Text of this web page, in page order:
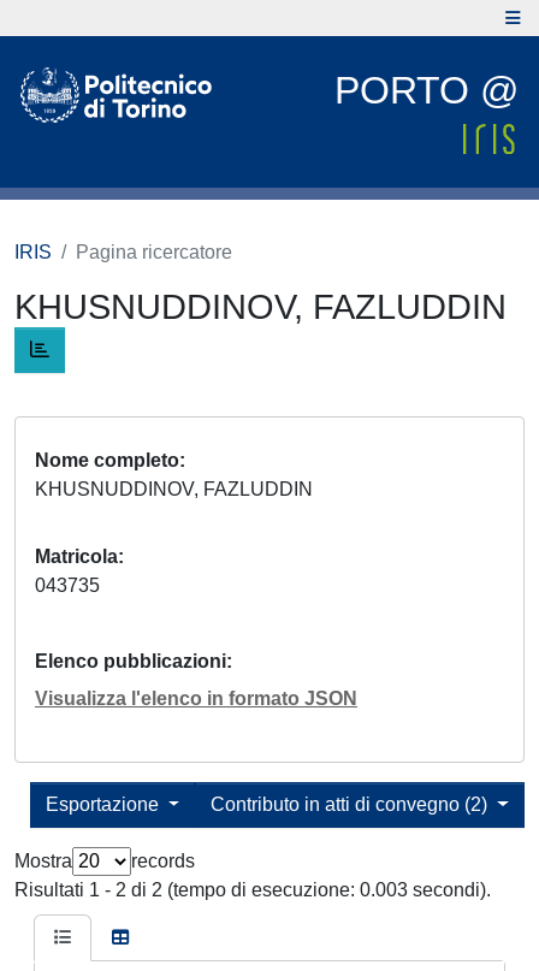
PORTO @
IRIS Pagina ricercatore
KHUSNUDDINOV, FAZLUDDIN
Nome completo
KHUSNUDDINOV, FAZLUDDIN
Matricola
043735
Elenco pubblicazioni
Visualizza l'elenco in formato JSON
Contributo in atti di convegno (2)
Esportazione
Mostra
records
Risultati 1 - 2 di 2 (tempo di esecuzione: 0.003 secondi).